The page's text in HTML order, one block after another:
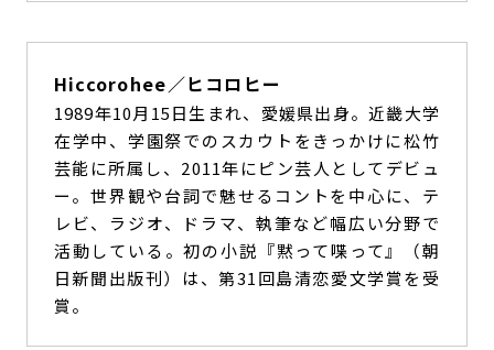
Hiccorohee／ヒコロヒー
1989年10月15日生まれ、愛媛県出身。近畿大学
在学中、学園祭でのスカウトをきっかけに松竹
芸能に所属し、2011年にピン芸人としてデビュ
ー。世界観や台詞で魅せるコントを中心に、テ
レビ、ラジオ、ドラマ、執筆など幅広い分野で
活動している。初の小説『黙って喋って』（朝
日新聞出版刊）は、第31回島清恋愛文学賞を受
賞。